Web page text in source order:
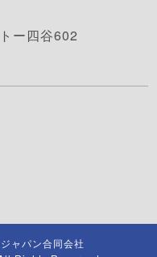
ー四谷602
ャパン合同会社